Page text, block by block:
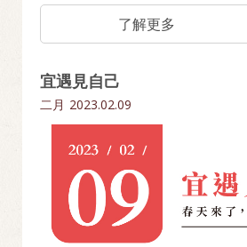
了解更多
宜遇見自己
二月 2023.02.09